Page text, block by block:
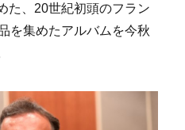
た、20世紀初頭のフラン
を集めたアルバムを今秋